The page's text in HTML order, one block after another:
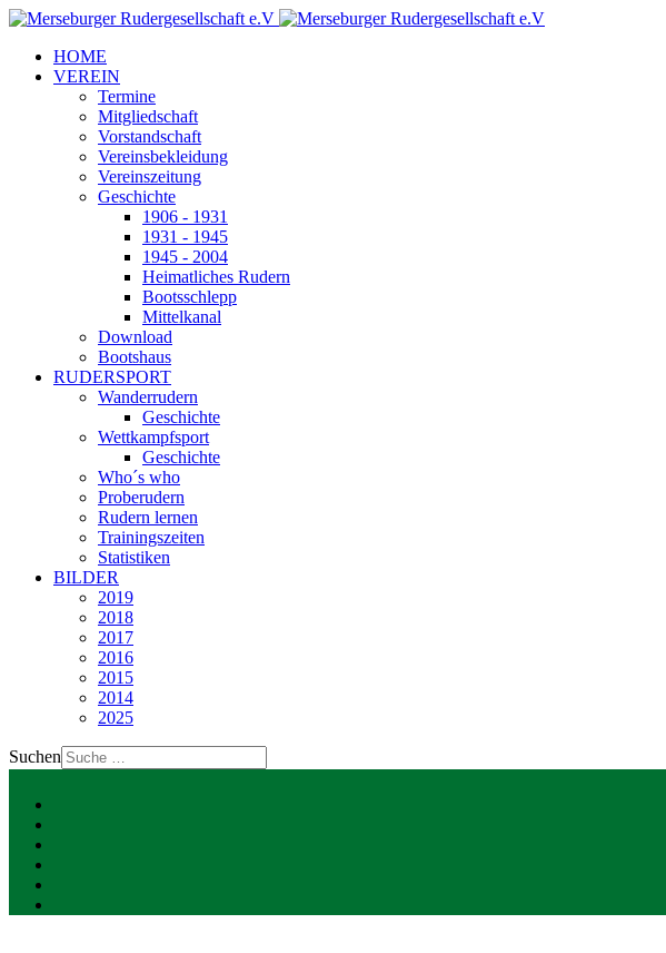
HOME
VEREIN
Termine
Mitgliedschaft
Vorstandschaft
Vereinsbekleidung
Vereinszeitung
Geschichte
1906 - 1931
1931 - 1945
1945 - 2004
Heimatliches Rudern
Bootsschlepp
Mittelkanal
Download
Bootshaus
RUDERSPORT
Wanderrudern
Geschichte
Wettkampfsport
Geschichte
Who´s who
Proberudern
Rudern lernen
Trainingszeiten
Statistiken
BILDER
2019
2018
2017
2016
2015
2014
2025
Suchen